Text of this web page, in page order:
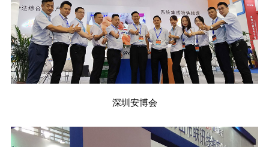
深圳安博会